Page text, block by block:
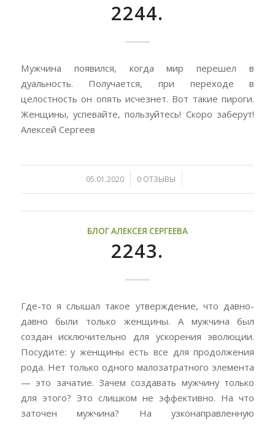
2244.
Мужчина появился, когда мир перешел в
дуальность. Получается, при переходе в
целостность он опять исчезнет. Вот такие пироги.
Женщины, успевайте, пользуйтесь! Скоро заберут!
Алексей Сергеев
05.01.2020
/ 0 ОТЗЫВЫ
/
БЛОГ АЛЕКСЕЯ СЕРГЕЕВА
2243.
Где-то я слышал такое утверждение, что давно-
давно были только женщины. А мужчина был
создан исключительно для ускорения эволюции.
Посудите: у женщины есть все для продолжения
рода. Нет только одного малозатратного элемента
— это зачатие. Зачем создавать мужчину только
для этого? Это слишком не эффективно. На что
заточен мужчина? На узконаправленную